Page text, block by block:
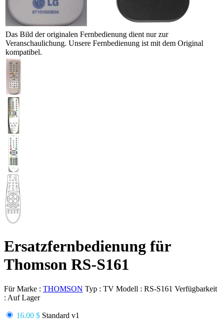
Das Bild der originalen Fernbedienung dient nur zur
Veranschaulichung. Unsere Fernbedienung ist mit dem Original
kompatibel.
Ersatzfernbedienung für
Thomson RS-S161
Für Marke : THOMSON Typ : TV Modell : RS-S161 Verfügbarkeit
: Auf Lager
16.00 $ Standard v1